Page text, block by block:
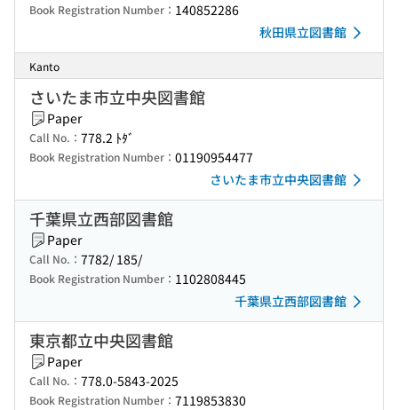
Book Registration Number： 140852286
秋田県立図書館
Kanto
さいたま市立中央図書館
Paper
Call No.： 778.2 ﾄﾀﾞ
Book Registration Number： 01190954477
さいたま市立中央図書館
千葉県立西部図書館
Paper
Call No.： 7782/ 185/
Book Registration Number： 1102808445
千葉県立西部図書館
東京都立中央図書館
Paper
Call No.： 778.0-5843-2025
Book Registration Number： 7119853830